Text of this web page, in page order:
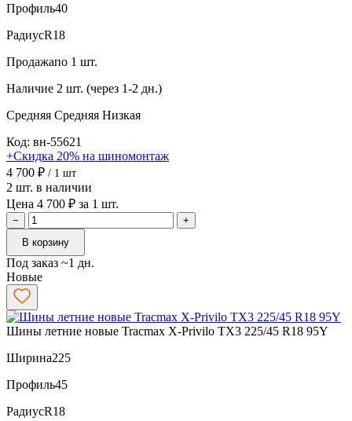
Профиль40
РадиусR18
Продажапо 1 шт.
Наличие 2 шт. (через 1-2 дн.)
Средняя Средняя Низкая
Код: вн-55621
+Скидка 20% на шиномонтаж
4 700 ₽ / 1 шт
2 шт. в наличии
Цена 4 700 ₽ за 1 шт.
−
+
В корзину
Под заказ ~1 дн.
Новые
Шины летние новые Tracmax X-Privilo TX3 225/45 R18 95Y
Ширина225
Профиль45
РадиусR18